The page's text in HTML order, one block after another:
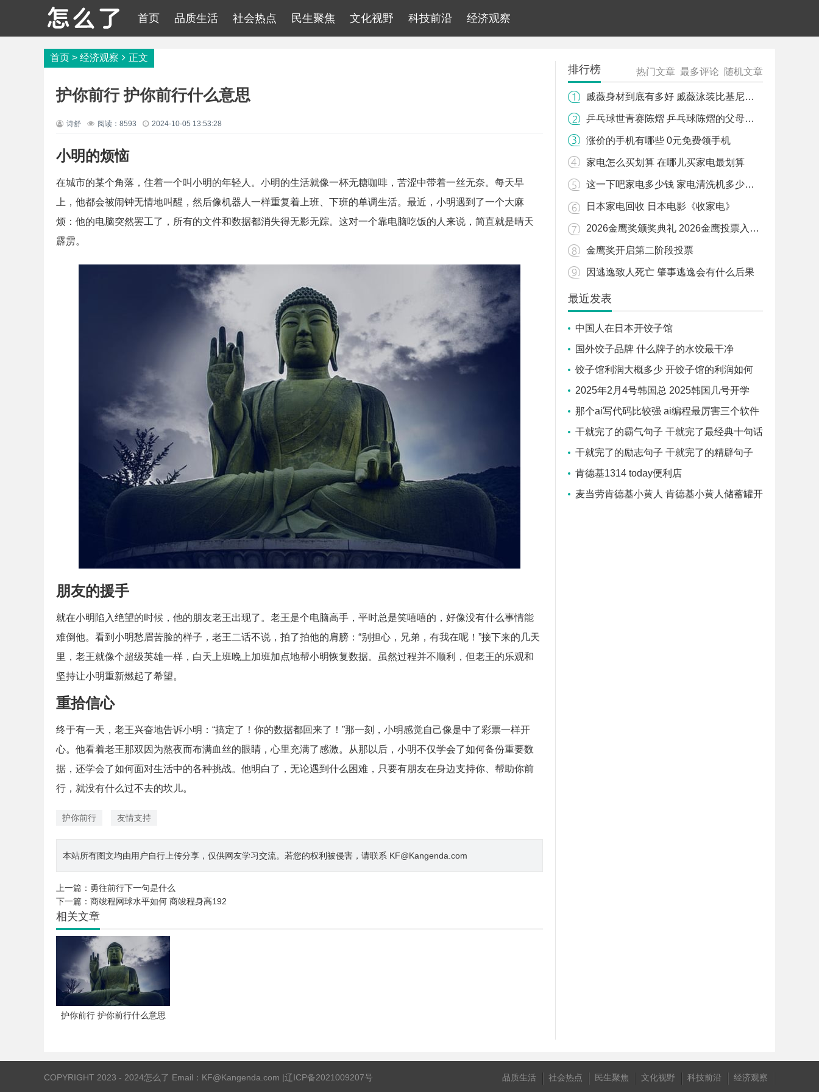
首页 品质生活 社会热点 民生聚焦 文化视野 科技前沿 经济观察
首页 > 经济观察 正文
护你前行 护你前行什么意思
诗舒 阅读：8593 2024-10-05 13:53:28
小明的烦恼
在城市的某个角落，住着一个叫小明的年轻人。小明的生活就像一杯无糖咖啡，苦涩中带着一丝无奈。每天早
上，他都会被闹钟无情地叫醒，然后像机器人一样重复着上班、下班的单调生活。最近，小明遇到了一个大麻
烦：他的电脑突然罢工了，所有的文件和数据都消失得无影无踪。这对一个靠电脑吃饭的人来说，简直就是晴天
霹雳。
朋友的援手
就在小明陷入绝望的时候，他的朋友老王出现了。老王是个电脑高手，平时总是笑嘻嘻的，好像没有什么事情能
难倒他。看到小明愁眉苦脸的样子，老王二话不说，拍了拍他的肩膀：“别担心，兄弟，有我在呢！”接下来的几天
里，老王就像个超级英雄一样，白天上班晚上加班加点地帮小明恢复数据。虽然过程并不顺利，但老王的乐观和
坚持让小明重新燃起了希望。
重拾信心
终于有一天，老王兴奋地告诉小明：“搞定了！你的数据都回来了！”那一刻，小明感觉自己像是中了彩票一样开
心。他看着老王那双因为熬夜而布满血丝的眼睛，心里充满了感激。从那以后，小明不仅学会了如何备份重要数
据，还学会了如何面对生活中的各种挑战。他明白了，无论遇到什么困难，只要有朋友在身边支持你、帮助你前
行，就没有什么过不去的坎儿。
护你前行 友情支持
本站所有图文均由用户自行上传分享，仅供网友学习交流。若您的权利被侵害，请联系 KF@Kangenda.com
上一篇： 勇往前行下一句是什么
下一篇： 商竣程网球水平如何 商竣程身高192
相关文章
护你前行 护你前行什么意思
排行榜 热门文章 最多评论 随机文章
戚薇身材到底有多好 戚薇泳装比基尼图片
乒乓球世青赛陈熠 乒乓球陈熠的父母是谁
涨价的手机有哪些 0元免费领手机
家电怎么买划算 在哪儿买家电最划算
这一下吧家电多少钱 家电清洗机多少钱一台
日本家电回收 日本电影《收家电》
2026金鹰奖颁奖典礼 2026金鹰投票入口官网
金鹰奖开启第二阶段投票
因逃逸致人死亡 肇事逃逸会有什么后果
最近发表
中国人在日本开饺子馆
国外饺子品牌 什么牌子的水饺最干净
饺子馆利润大概多少 开饺子馆的利润如何
2025年2月4号韩国总 2025韩国几号开学
那个ai写代码比较强 ai编程最厉害三个软件
干就完了的霸气句子 干就完了最经典十句话
干就完了的励志句子 干就完了的精辟句子
肯德基1314 today便利店
麦当劳肯德基小黄人 肯德基小黄人储蓄罐开
品质生活 社会热点 民生聚焦 文化视野 科技前沿 经济观察
COPYRIGHT 2023 - 2024怎么了 Email：KF@Kangenda.com |辽ICP备2021009207号